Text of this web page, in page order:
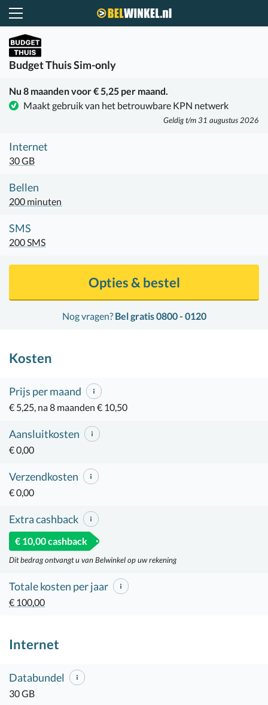
Budget ThuisSim-only
Nu 8 maanden voor € 5,25 per maand.
Maakt gebruik van het betrouwbare KPN netwerk
Geldig t/m 31 augustus 2026
Internet
30 GB
Bellen
200 minuten
SMS
200 SMS
Nog vragen? Bel gratis 0800 - 0120
Opties & bestel
Kosten
Prijs per maand
€ 5,25, na 8 maanden € 10,50
Aansluitkosten
€ 0,00
Verzendkosten
€ 0,00
Extra cashback
€ 10,00 cashback
Dit bedrag ontvangt u van Belwinkel op uw rekening
Totale kosten per jaar
€ 100,00
Internet
Databundel
30 GB